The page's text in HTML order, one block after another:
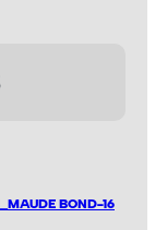
BOND-16